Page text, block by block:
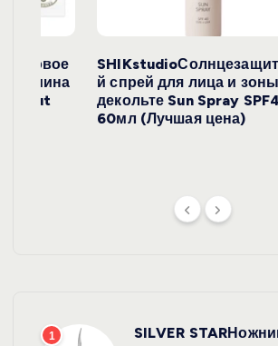
с
е
й
жасмина
й спрей для лица и зоны
декольте Sun Spray
60мл (Лучшая цена)
1
SILVER